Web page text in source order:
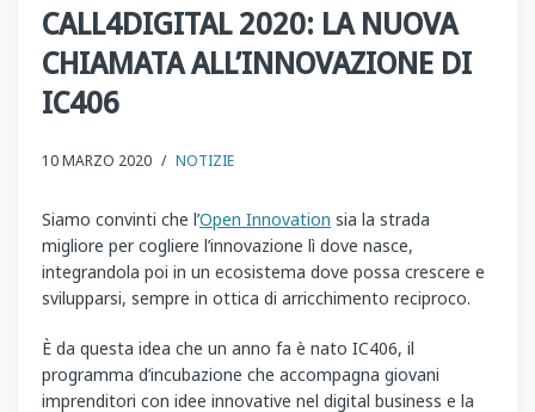
CALL4DIGITAL 2020: LA NUOVA
CHIAMATA ALL’INNOVAZIONE DI
IC406
10 MARZO 2020 / NOTIZIE
Siamo convinti che l’Open Innovation sia la strada
migliore per cogliere l’innovazione lì dove nasce,
integrandola poi in un ecosistema dove possa crescere e
svilupparsi, sempre in ottica di arricchimento reciproco.
È da questa idea che un anno fa è nato IC406, il
programma d’incubazione che accompagna giovani
imprenditori con idee innovative nel digital business e la